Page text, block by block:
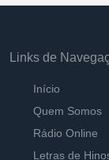
Links de
Início
Quem Somos
Rádio Online
Letras de